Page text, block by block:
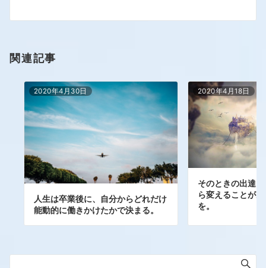
関連記事
2020年4月30日
人生は卒業後に、自分からどれだけ
能動的に働きかけたかで決まる。
2020年4月18日
そのときの出達
ら変えることが
を。